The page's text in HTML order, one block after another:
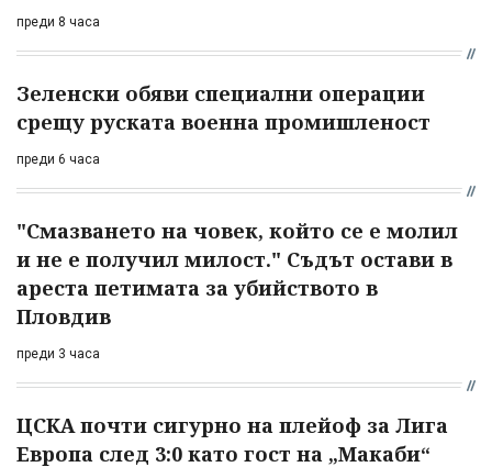
преди 8 часа
Зеленски обяви специални операции
срещу руската военна промишленост
преди 6 часа
"Смазването на човек, който се е молил
и не е получил милост." Съдът остави в
ареста петимата за убийството в
Пловдив
преди 3 часа
ЦСКА почти сигурно на плейоф за Лига
Европа след 3:0 като гост на „Макаби“